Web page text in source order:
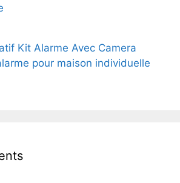
Kit Alarme Avec Camera
pour maison individuelle